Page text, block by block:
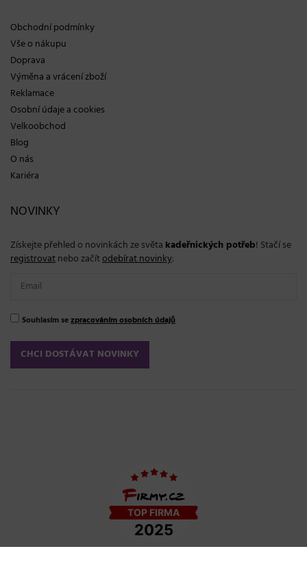
Obchodní podmínky
Vše o nákupu
Doprava
Výměna a vrácení zboží
Reklamace
Osobní údaje a cookies
Velkoobchod
Blog
O nás
Kariéra
NOVINKY
Získejte přehled o novinkách ze světa kadeřnických potřeb! Stačí se
registrovatnebo začítodebírat novinky:
Souhlasím sezpracováním osobních údajů